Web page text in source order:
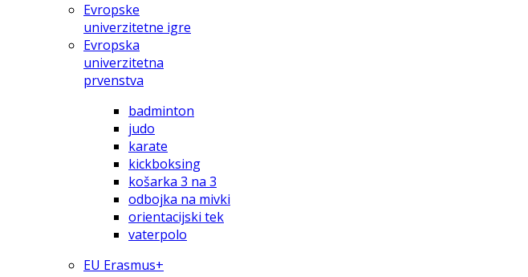
Evropske
univerzitetne igre
Evropska
univerzitetna
prvenstva
badminton
judo
karate
kickboksing
košarka 3 na 3
odbojka na mivki
orientacijski tek
vaterpolo
EU Erasmus+